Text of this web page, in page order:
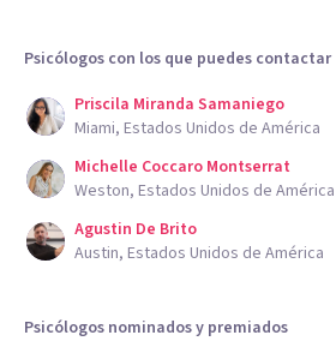
Psicólogos con los que puedes contactar
Priscila Miranda Samaniego
Miami, Estados Unidos de América
Michelle Coccaro Montserrat
Weston, Estados Unidos de América
Agustin De Brito
Austin, Estados Unidos de América
Psicólogos nominados y premiados